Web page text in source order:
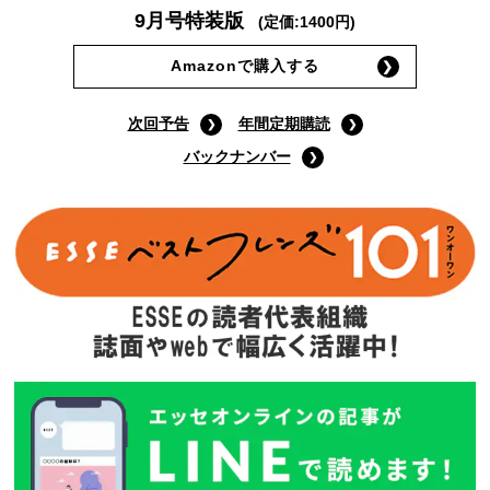
9月号特装版 (定価:1400円)
Amazonで購入する
次回予告
年間定期購読
バックナンバー